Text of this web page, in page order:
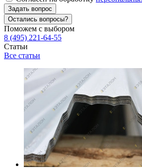
Задать вопрос
Остались вопросы?
Поможем с выбором
8 (495) 221-64-55
Статьи
Все статьи